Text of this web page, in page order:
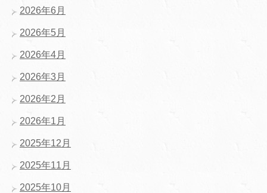
2026年6月
2026年5月
2026年4月
2026年3月
2026年2月
2026年1月
2025年12月
2025年11月
2025年10月